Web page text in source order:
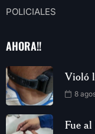
POLICIALES
AHORA!!
Violó
8
Fue